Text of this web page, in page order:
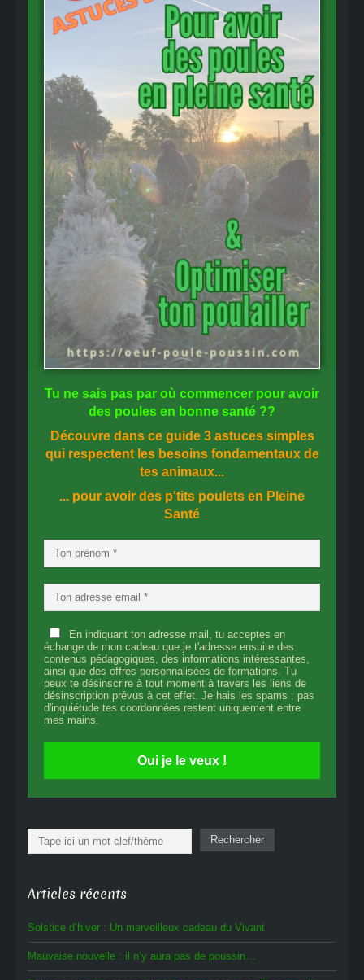
Tu ne sais pas par où commencer pour avoir
des poules en bonne santé ??
Découvre dans ce guide 3 astuces simples
qui respectent les besoins fondamentaux de
tes animaux...
... pour avoir des p'tits poulets en Pleine
Santé
En indiquant ton adresse mail, tu acceptes en
échange de mon cadeau que je t'adresse ensuite des
contenus pédagogiques, des informations intéressantes,
ainsi que des offres personnalisées de formations. Tu
peux te désinscrire à tout moment à travers les liens de
désinscription prévus à cet effet. Je hais les spams : pas
d'inquiétude tes coordonnées restent uniquement entre
mes mains.
Oui je le veux !
Rechercher Rechercher
Articles récents
Solstice d’hiver : Un merveilleux cadeau du Vivant
Mauvaise nouvelle : il n’y aura pas de poussin…